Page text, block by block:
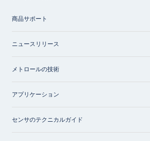
商品サポート
ニュースリリース
メトロールの技術
アプリケーション
センサのテクニカルガイド